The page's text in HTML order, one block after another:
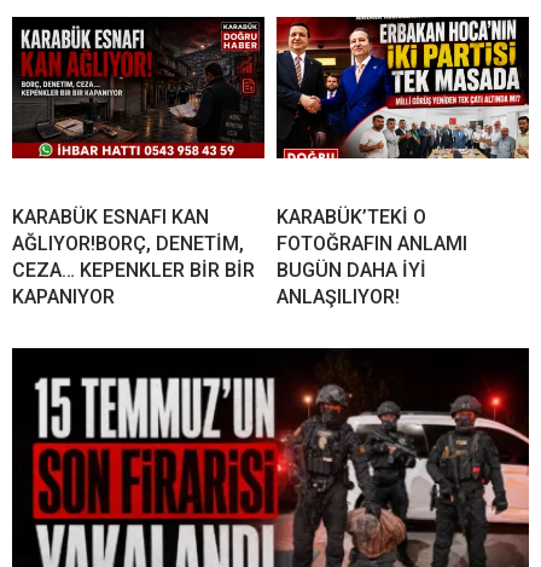
KARABÜK ESNAFI KAN
AĞLIYOR!BORÇ, DENETİM,
CEZA… KEPENKLER BİR BİR
KAPANIYOR
KARABÜK’TEKİ O
FOTOĞRAFIN ANLAMI
BUGÜN DAHA İYİ
ANLAŞILIYOR!